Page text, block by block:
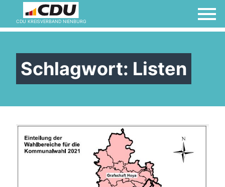
CDU KREISVERBAND NIENBURG
Schlagwort: Listen